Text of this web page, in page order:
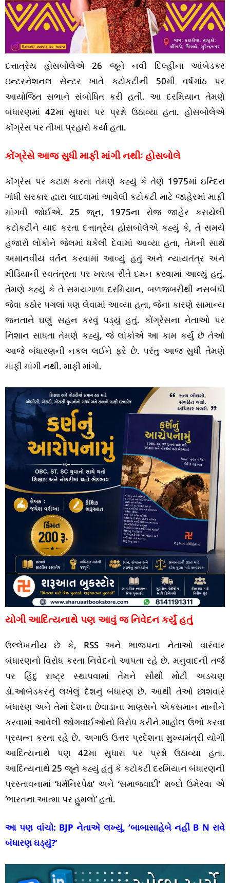
દત્તાત્રેય હોસબોલેએ 26 જૂને નવી દિલ્હીના આંબેડકર
ઇન્ટરનેશનલ સેન્ટર ખાતે કટોકટીની 50મી વર્ષગાંઠ પર
આયોજિત સભાને સંબોધિત કરી હતી. આ દરમિયાન તેમણે
બંધારણમાં 42મા સુધારા પર પ્રશ્નો ઉઠાવ્યા હતા. હોસબોલેએ
કોંગ્રેસ પર તીખા પ્રહારો કર્યા હતા.
કોંગ્રેસે આજ સુધી માફી માંગી નથીઃ હોસબોલે
કોંગ્રેસ પર કટાક્ષ કરતા તેમણે કહ્યું કે તેણે 1975માં ઇન્દિરા
ગાંધી સરકાર દ્વારા લાદવામાં આવેલી કટોકટી માટે જાહેરમાં માફી
માંગવી જોઈએ. 25 જૂન, 1975ના રોજ જાહેર કરાયેલી
કટોકટીને યાદ કરતા દત્તાત્રેય હોસબોલેએ કહ્યું કે, તે સમયે
હજારો લોકોને જેલમાં ધકેલી દેવામાં આવ્યા હતા, તેમની સાથે
અમાનવીય વર્તન કરવામાં આવ્યું હતું અને ન્યાયતંત્ર અને
મીડિયાની સ્વતંત્રતા પર ખરાબ રીતે દમન કરવામાં આવ્યું હતું.
તેમણે કહ્યું કે તે સમયગાળા દરમિયાન, બળજબરીથી નસબંધી
જેવા કઠોર પગલાં પણ લેવામાં આવ્યા હતા, જેના કારણે સામાન્ય
જનતાને ઘણું સહન કરવું પડ્યું હતું. કોંગ્રેસના નેતાઓ પર
નિશાન સાધતા તેમણે કહ્યું, જે લોકોએ આ કામ કર્યું છે તેઓ
આજે બંધારણની નકલ લઈને ફરે છે. પરંતુ આજ સુધી તેમણે
માફી માંગી નથી. માફી માંગો.
યોગી આદિત્યનાથે પણ આવું જ નિવેદન કર્યું હતું
ઉલ્લેખનીય છે કે, RSS અને ભાજપના નેતાઓ વારંવાર
બંધારણનો વિરોધ કરતા નિવેદનો આપતા રહે છે. મનુવાદની તર્જ
પર હિંદુ રાષ્ટ્ર સ્થાપવામાં તેમને સૌથી મોટી અડચણ
ડો.આંબેડકરનું લખેલું દેશનું બંધારણ છે. આથી તેઓ છાશવારે
બંધારણ અને તેમાં દેશના છેવાડાના માણસને એકસમાન માનીને
કરવામાં આવેલી જોગવાઈઓનો વિરોધ કરીને માહોલ ઉભો કરવા
પ્રયત્ન કરતા રહે છે. અગાઉ ઉત્તર પ્રદેશના મુખ્યમંત્રી યોગી
આદિત્યનાથે પણ 42મા સુધારા પર પ્રશ્નો ઉઠાવ્યા હતા.
આદિત્યનાથે 25 જૂને કહ્યું હતું કે કટોકટી દરમિયાન બંધારણની
પ્રસ્તાવનામાં ‘ધર્મનિરપેક્ષ’ અને ‘સમાજવાદી’ શબ્દો ઉમેરવા એ
‘ભારતના આત્મા પર હુમલો’ હતો.
આ પણ વાંચો: BJP નેતાએ લખ્યું, ‘બાબાસાહેબે નહીં B N રાવે
બંધારણ ઘડ્યું?’